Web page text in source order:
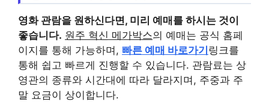
영화 관람을 원하신다면, 미리 예매를 하시는 것이
좋습니다. 원주 혁신 메가박스의 예매는 공식 홈페
이지를 통해 가능하며, 빠른 예매 바로가기 링크를
통해 쉽고 빠르게 진행할 수 있습니다. 관람료는 상
영관의 종류와 시간대에 따라 달라지며, 주중과 주
말 요금이 상이합니다.